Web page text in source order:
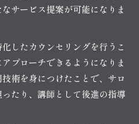
サービス提案が可能になりま
したカウンセリングを行うこ
プローチできるようになりま
術を身につけたことで、サロ
たり、講師として後進の指導